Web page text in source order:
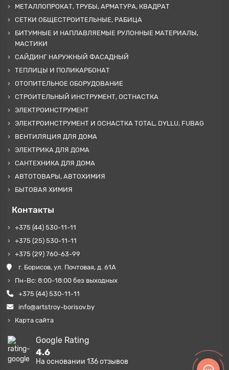
МЕТАЛЛОПРОКАТ, ТРУБЫ, АРМАТУРА, КВАДРАТ
СЕТКИ ОБЩЕСТРОИТЕЛЬНЫЕ, РАБИЦА
БИТУМНЫЕ И НАПЛАВЛЯЕМЫЕ РУЛОННЫЕ МАТЕРИАЛЫ,
МАСТИКИ
САЙДИНГ НАРУЖНЫЙ ФАСАДНЫЙ
ТЕПЛИЦЫ И ПОЛИКАРБОНАТ
ОТОПИТЕЛЬНОЕ ОБОРУДОВАНИЕ
СТРОИТЕЛЬНЫЙ ИНСТРУМЕНТ, ОСТНАСТКА
ЭЛЕКТРОИНСТРУМЕНТ
ЭЛЕКТРОИНСТРУМЕНТ И ОСНАСТКА TOTAL, DYLLU, FUBAG
ВЕНТИЛЯЦИЯ ДЛЯ ДОМА
ЭЛЕКТРИКА ДЛЯ ДОМА
САНТЕХНИКА ДЛЯ ДОМА
АВТОТОВАРЫ, АВТОХИМИЯ
БЫТОВАЯ ХИМИЯ
Контакты
+375 (44) 530-11-11
+375 (25) 530-11-11
+375 (29) 760-63-99
г. Борисов, ул. Почтовая, д. 61А
Пн-Вс: 8:00-18:00 без выходных
+375 (44) 530-11-11
info@artstroy-borisov.by
Карта сайта
Google Rating
4.6
На основании 136отзывов